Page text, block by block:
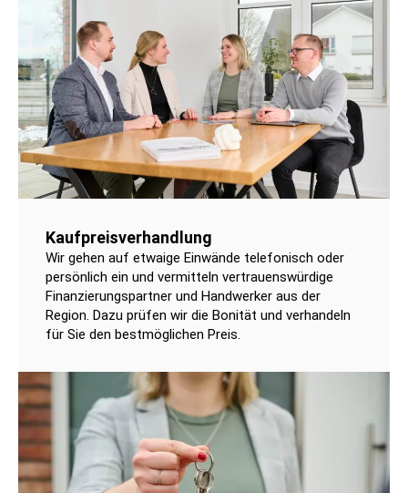
Kaufpreisverhandlung
Wir gehen auf etwaige Einwände telefonisch oder
persönlich ein und vermitteln vertrauenswürdige
Finanzierungspartner und Handwerker aus der
Region. Dazu prüfen wir die Bonität und verhandeln
für Sie den bestmöglichen Preis.